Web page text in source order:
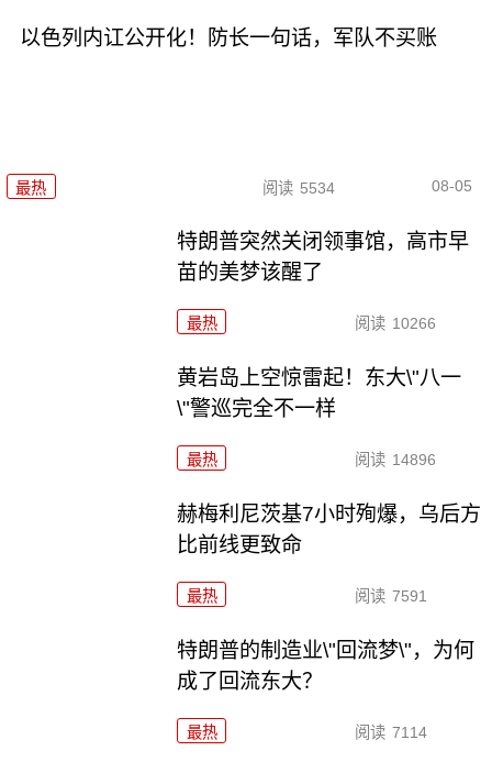
以色列内讧公开化！防长一句话，军队不买账
最热 阅读 5534 08-05
特朗普突然关闭领事馆，高市早
苗的美梦该醒了
最热 阅读 10266
黄岩岛上空惊雷起！东大\"八一
\"警巡完全不一样
最热 阅读 14896
赫梅利尼茨基7小时殉爆，乌后方
比前线更致命
最热 阅读 7591
特朗普的制造业\"回流梦\"，为何
成了回流东大？
最热 阅读 7114